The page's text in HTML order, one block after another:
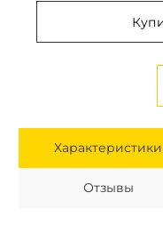
Характеристики
Отзывы